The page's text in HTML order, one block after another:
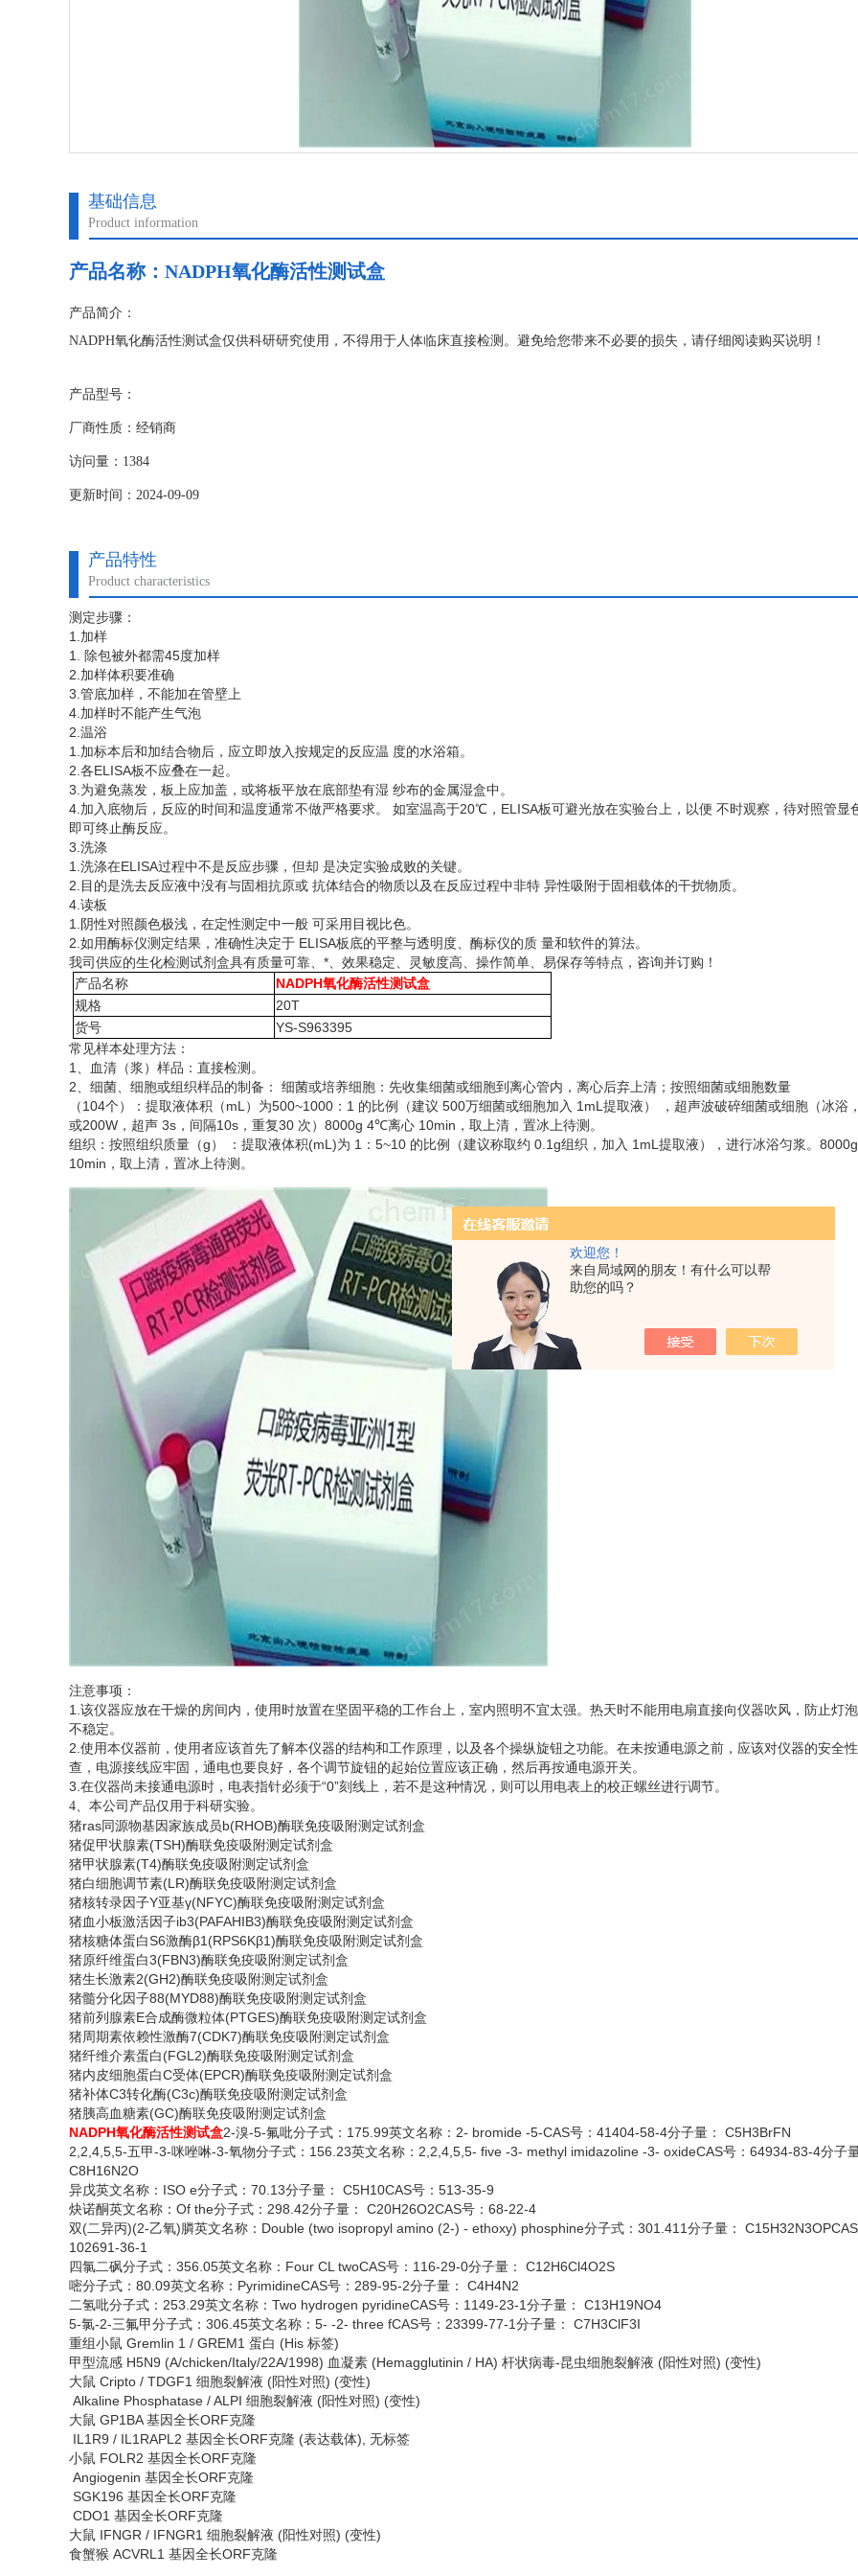
欢迎您！
来自局域网的朋友！有什么可以帮
助您的吗？
基础信息
Product information
产品名称： NADPH氧化酶活性测试盒
产品简介：
NADPH氧化酶活性测试盒仅供科研研究使用，不得用于人体临床直接检测。避免给您带来不必要的损失，请仔细阅读购买说明！
产品型号：
厂商性质：经销商
访问量：1384
更新时间：2024-09-09
产品特性
Product characteristics
测定步骤：
1.加样
1. 除包被外都需45度加样
2.加样体积要准确
3.管底加样，不能加在管壁上
4.加样时不能产生气泡
2.温浴
1.加标本后和加结合物后，应立即放入按规定的反应温 度的水浴箱。
2.各ELISA板不应叠在一起。
3.为避免蒸发，板上应加盖，或将板平放在底部垫有湿 纱布的金属湿盒中。
4.加入底物后，反应的时间和温度通常不做严格要求。 如室温高于20℃，ELISA板可避光放在实验台上，以便 不时观察，待对照管显
即可终止酶反应。
3.洗涤
1.洗涤在ELISA过程中不是反应步骤，但却 是决定实验成败的关键。
2.目的是洗去反应液中没有与固相抗原或 抗体结合的物质以及在反应过程中非特 异性吸附于固相载体的干扰物质。
4.读板
1.阴性对照颜色极浅，在定性测定中一般 可采用目视比色。
2.如用酶标仪测定结果，准确性决定于 ELISA板底的平整与透明度、酶标仪的质 量和软件的算法。
我司供应的生化检测试剂盒具有质量可靠、*、效果稳定、灵敏度高、操作简单、易保存等特点，咨询并订购！
产品名称
NADPH氧化酶活性测试盒
规格
20T
货号
YS-S963395
常见样本处理方法：
1、血清（浆）样品：直接检测。
2、细菌、细胞或组织样品的制备： 细菌或培养细胞：先收集细菌或细胞到离心管内，离心后弃上清；按照细菌或细胞数量
（104个）：提取液体积（mL）为500~1000：1 的比例（建议 500万细菌或细胞加入 1mL提取液） ，超声波破碎细菌或细胞（冰浴
或200W，超声 3s，间隔10s，重复30 次）8000g 4℃离心 10min，取上清，置冰上待测。
组织：按照组织质量（g） ：提取液体积(mL)为 1：5~10 的比例（建议称取约 0.1g组织，加入 1mL提取液），进行冰浴匀浆。
10min，取上清，置冰上待测。
注意事项：
1.该仪器应放在干燥的房间内，使用时放置在坚固平稳的工作台上，室内照明不宜太强。热天时不能用电扇直接向仪器吹风，防止灯
不稳定。
2.使用本仪器前，使用者应该首先了解本仪器的结构和工作原理，以及各个操纵旋钮之功能。在未按通电源之前，应该对仪器的安全
查，电源接线应牢固，通电也要良好，各个调节旋钮的起始位置应该正确，然后再按通电源开关。
3.在仪器尚未接通电源时，电表指针必须于“0”刻线上，若不是这种情况，则可以用电表上的校正螺丝进行调节。
4 本公司产品仅用于科研实验。
猪ras同源物基因家族成员b(RHOB)酶联免疫吸附测定试剂盒
猪促甲状腺素(TSH)酶联免疫吸附测定试剂盒
猪甲状腺素(T4)酶联免疫吸附测定试剂盒
猪白细胞调节素(LR)酶联免疫吸附测定试剂盒
猪核转录因子Y亚基γ(NFYC)酶联免疫吸附测定试剂盒
猪血小板激活因子ib3(PAFAHIB3)酶联免疫吸附测定试剂盒
猪核糖体蛋白S6激酶β1(RPS6Kβ1)酶联免疫吸附测定试剂盒
猪原纤维蛋白3(FBN3)酶联免疫吸附测定试剂盒
猪生长激素2(GH2)酶联免疫吸附测定试剂盒
猪髓分化因子88(MYD88)酶联免疫吸附测定试剂盒
猪前列腺素E合成酶微粒体(PTGES)酶联免疫吸附测定试剂盒
猪周期素依赖性激酶7(CDK7)酶联免疫吸附测定试剂盒
猪纤维介素蛋白(FGL2)酶联免疫吸附测定试剂盒
猪内皮细胞蛋白C受体(EPCR)酶联免疫吸附测定试剂盒
猪补体C3转化酶(C3c)酶联免疫吸附测定试剂盒
猪胰高血糖素(GC)酶联免疫吸附测定试剂盒
NADPH氧化酶活性测试盒2-溴-5-氟吡分子式：175.99英文名称：2- bromide -5-CAS号：41404-58-4分子量： C5H3BrFN
2,2,4,5,5-五甲-3-咪唑啉-3-氧物分子式：156.23英文名称：2,2,4,5,5- five -3- methyl imidazoline -3- oxideCAS号：64934-83-4分子量
C8H16N2O
异戊英文名称： ISO e分子式：70.13分子量： C5H10CAS号：513-35-9
炔诺酮英文名称： Of the分子式：298.42分子量： C20H26O2CAS号：68-22-4
双(二异丙)(2-乙氧)膦英文名称：Double (two isopropyl amino (2-) - ethoxy) phosphine分子式：301.411分子量： C15H32N3OPCAS
102691-36-1
四氯二砜分子式： 356.05英文名称：Four CL twoCAS号：116-29-0分子量： C12H6Cl4O2S
嘧分子式： 80.09英文名称：PyrimidineCAS号：289-95-2分子量： C4H4N2
二氢吡分子式： 253.29英文名称：Two hydrogen pyridineCAS号：1149-23-1分子量： C13H19NO4
5-氯-2-三氟甲分子式：306.45英文名称：5- -2- three fCAS号：23399-77-1分子量： C7H3ClF3I
重组小鼠 Gremlin 1 / GREM1 蛋白 (His 标签)
甲型流感 H5N9 (A/chicken/Italy/22A/1998) 血凝素 (Hemagglutinin / HA) 杆状病毒-昆虫细胞裂解液 (阳性对照) (变性)
大鼠 Cripto / TDGF1 细胞裂解液 (阳性对照) (变性)
Alkaline Phosphatase / ALPI 细胞裂解液 (阳性对照) (变性)
大鼠 GP1BA 基因全长ORF克隆
IL1R9 / IL1RAPL2 基因全长ORF克隆 (表达载体), 无标签
小鼠 FOLR2 基因全长ORF克隆
Angiogenin 基因全长ORF克隆
SGK196 基因全长ORF克隆
CDO1 基因全长ORF克隆
大鼠 IFNGR / IFNGR1 细胞裂解液 (阳性对照) (变性)
食蟹猴 ACVRL1 基因全长ORF克隆